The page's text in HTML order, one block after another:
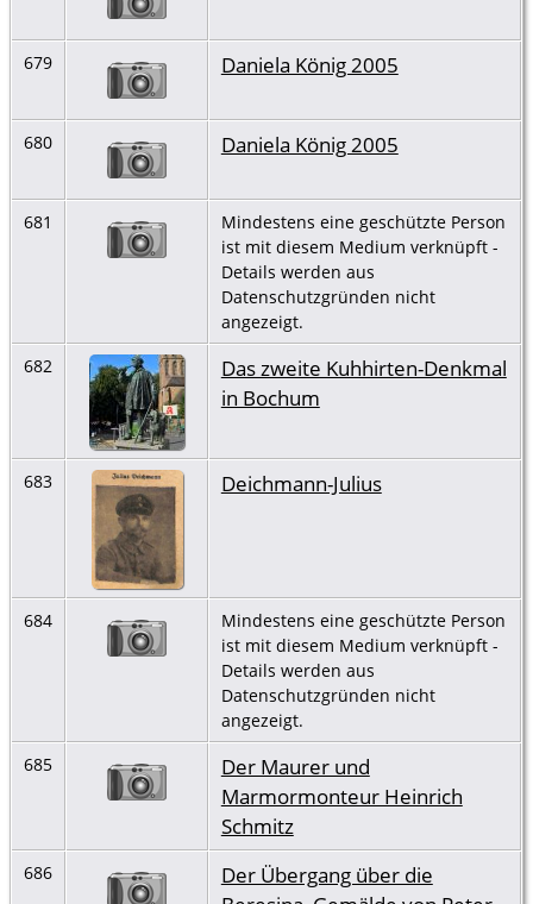
679 Daniela König 2005
680 Daniela König 2005
681
Mindestens eine geschützte Person
ist mit diesem Medium verknüpft -
Details werden aus
Datenschutzgründen nicht
angezeigt.
682
Das zweite Kuhhirten-Denkmal
in Bochum
683 Deichmann-Julius
684
Mindestens eine geschützte Person
ist mit diesem Medium verknüpft -
Details werden aus
Datenschutzgründen nicht
angezeigt.
685
Der Maurer und
Marmormonteur Heinrich
Schmitz
686
Der Übergang über die